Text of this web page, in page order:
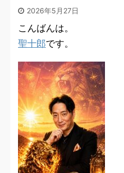
2026年5月27日
こんばんは。
聖十郎です。